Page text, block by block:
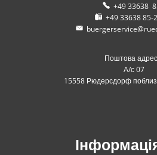
+49 33638
+49 33638 85-
Поштова
А/с 07
15558 Рюдерсдорф